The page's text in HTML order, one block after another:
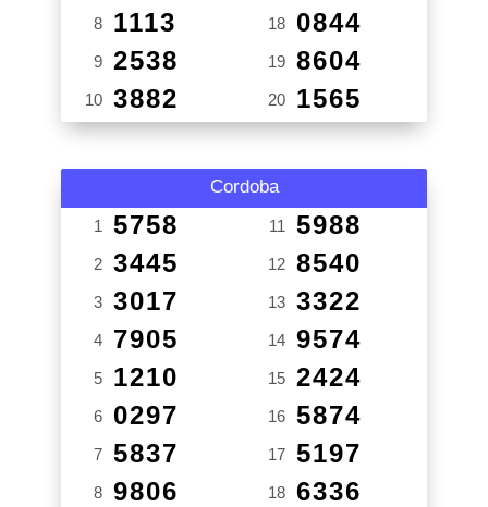
8 1113
9 2538
10 3882
18 0844
19 8604
20 1565
Cordoba
1 5758
2 3445
3 3017
4 7905
5 1210
6 0297
7 5837
8 9806
11 5988
12 8540
13 3322
14 9574
15 2424
16 5874
17 5197
18 6336